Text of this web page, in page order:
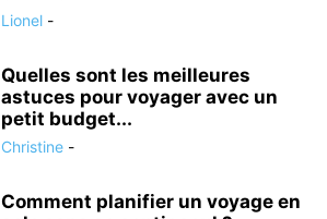
Lionel -
Quelles sont les meilleures
astuces pour voyager avec un
petit budget...
Christine -
Comment planifier un voyage en